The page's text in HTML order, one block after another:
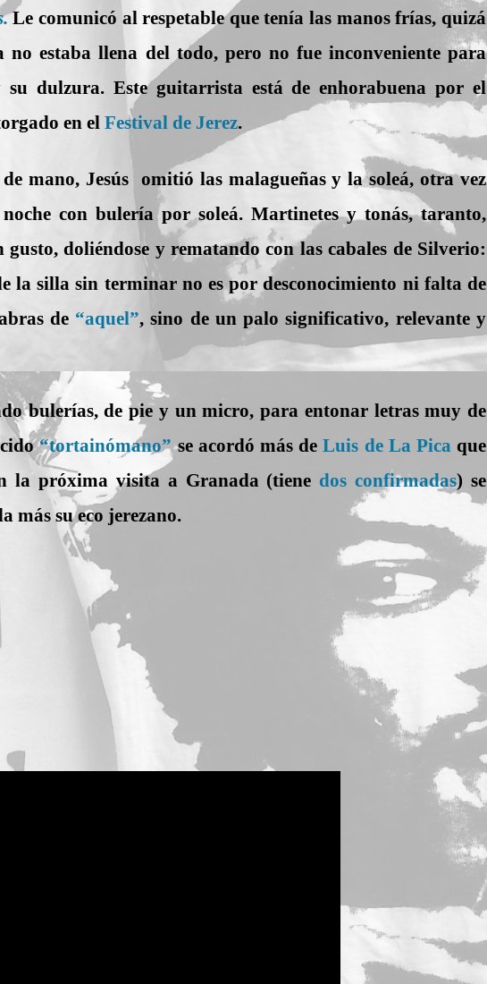
Le comunicó al respetable que tenía las manos frías, quizá
no estaba llena del todo, pero no fue inconveniente para
dulzura. Este guitarrista está de enhorabuena por el
en el Festival de Jerez.
mano, Jesús omitió las malagueñas y la soleá, otra vez
con bulería por soleá. Martinetes y tonás, taranto,
doliéndose y rematando con las cabales de Silverio:
la silla sin terminar no es por desconocimiento ni falta de
de “aquel”, sino de un palo significativo, relevante y
bulerías, de pie y un micro, para entonar letras muy de
“tortainómano”se acordó más deLuis de La Pica que
la próxima visita a Granada (tienedos confirmadas) se
más su eco jerezano.